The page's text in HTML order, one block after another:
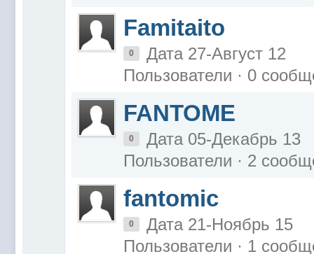
Famitaito
0
Дата 27-Август 12
Пользователи · 0
FANTOME
0
Дата 05-Декабрь 13
Пользователи · 2
fantomic
0
Дата 21-Ноябрь 15
Пользователи · 1